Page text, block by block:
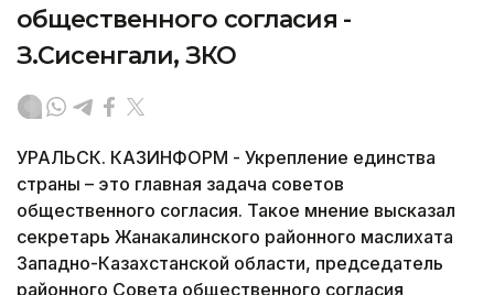
общественного согласия -
З.Сисенгали, ЗКО
УРАЛЬСК. КАЗИНФОРМ - Укрепление единства
страны – это главная задача советов
общественного согласия. Такое мнение высказал
секретарь Жанакалинского районного маслихата
Западно-Казахстанской области, председатель
районного Совета общественного согласия